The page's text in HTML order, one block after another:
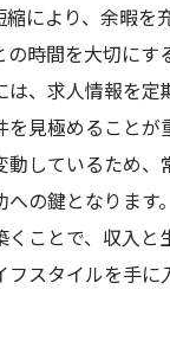
により、余暇を
時間を大切にす
、求人情報を定
を見極めることが
動しているため、
への鍵となります
くことで、収入と
スタイルを手に